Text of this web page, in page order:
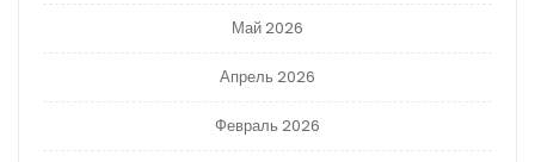
Май 2026
Апрель 2026
Февраль 2026